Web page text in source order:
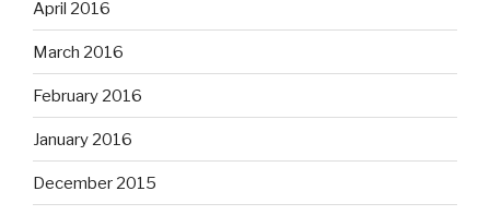
April 2016
March 2016
February 2016
January 2016
December 2015